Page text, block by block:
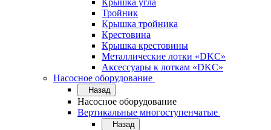
Крышка угла
Тройник
Крышка тройника
Крестовина
Крышка крестовины
Металлические лотки «DKC»
Аксессуары к лоткам «DKC»
Насосное оборудование
Назад
Насосное оборудование
Вертикальные многоступенчатые
Назад